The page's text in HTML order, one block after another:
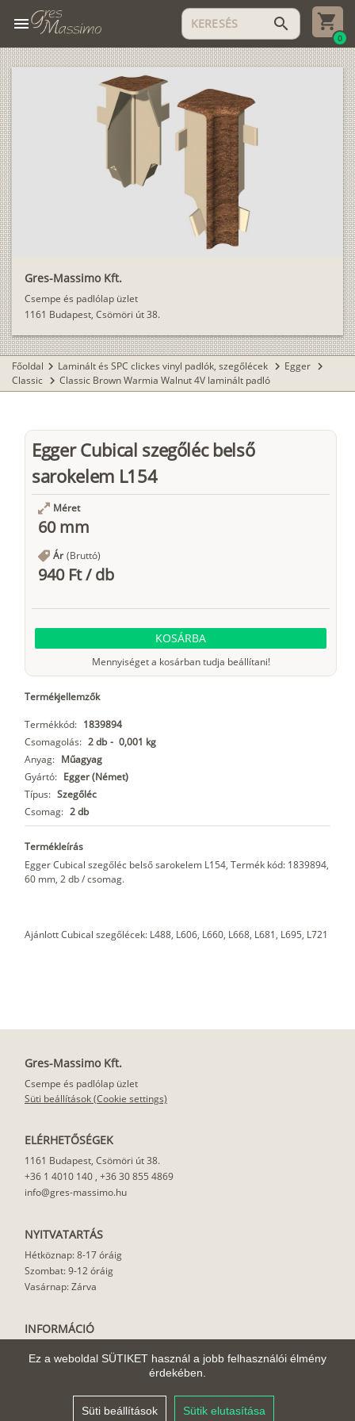
Ez a weboldal SÜTIKET használ a jobb felhasználói élmény
érdekében.
Süti beállítások Sütik elutasítása
menu search
0
Gres-Massimo Kft.
Csempe és padlólap üzlet
1161 Budapest, Csömöri út 38.
Főoldal chevron_right Laminált és SPC clickes vinyl padlók, szegőlécek chevron_right Egger chevron_right
Classic chevron_right Classic Brown Warmia Walnut 4V laminált padló
Egger Cubical szegőléc belső
sarokelem L154
Méret
60 mm
Ár (Bruttó)
940 Ft/db
KOSÁRBA
Mennyiséget a kosárban tudja beállítani!
Termékjellemzők
Termékkód: 1839894
Csomagolás: 2 db - 0,001 kg
Anyag: Műagyag
Gyártó: Egger (Német)
Típus: Szegőléc
Csomag: 2 db
Termékleírás
Egger Cubical szegőléc belső sarokelem L154, Termék kód: 1839894,
60 mm, 2 db / csomag.
Ajánlott Cubical szegőlécek: L488, L606, L660, L668, L681, L695, L721
Gres-Massimo Kft.
Csempe és padlólap üzlet
Süti beállítások (Cookie settings)
ELÉRHETŐSÉGEK
1161 Budapest, Csömöri út 38.
+36 1 4010 140, +36 30 855 4869
info@gres-massimo.hu
NYITVATARTÁS
Hétköznap: 8-17 óráig
Szombat: 9-12 óráig
Vasárnap: Zárva
INFORMÁCIÓ
Felhasználási javaslat